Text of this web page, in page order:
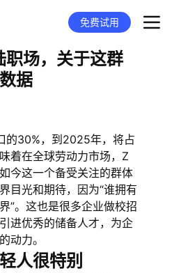
免费试用
场，关于这群
据
的30%，到2025年，将占
着在全球劳动力市场，Z
今这一个备受关注的群体
目光和期待，因为“谁拥有
”。这也是很多企业做校招
进优秀的储备人才，为企
动力。
人很特别